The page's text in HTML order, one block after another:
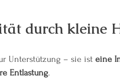
durch kleine
Unterstützung – sie ist eine
Entlastung.